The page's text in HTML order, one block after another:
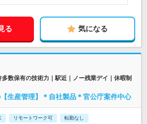
る 気になる
数保有の技術力｜駅近｜ノー残業デイ｜休暇制
【生産管理】＊自社製品＊官公庁案件中心
リモートワーク可 転勤なし